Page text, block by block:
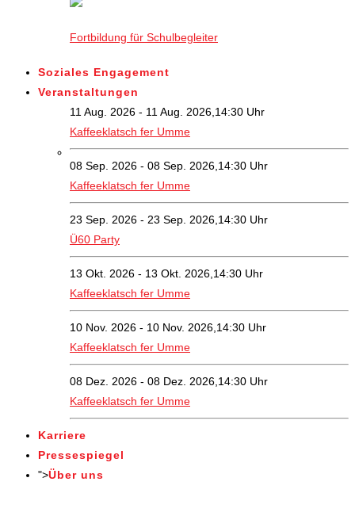
Fortbildung für Schulbegleiter
Soziales Engagement
Veranstaltungen
11 Aug. 2026 - 11 Aug. 2026,14:30 Uhr
Kaffeeklatsch fer Umme
08 Sep. 2026 - 08 Sep. 2026,14:30 Uhr
Kaffeeklatsch fer Umme
23 Sep. 2026 - 23 Sep. 2026,14:30 Uhr
Ü60 Party
13 Okt. 2026 - 13 Okt. 2026,14:30 Uhr
Kaffeeklatsch fer Umme
10 Nov. 2026 - 10 Nov. 2026,14:30 Uhr
Kaffeeklatsch fer Umme
08 Dez. 2026 - 08 Dez. 2026,14:30 Uhr
Kaffeeklatsch fer Umme
Karriere
Pressespiegel
">Über uns